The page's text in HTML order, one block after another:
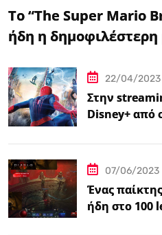
Το “The Super Mario
ήδη η
22/04/2023
Στην
Disney+ από
07/06/2023
Ένας
ήδη στο 100